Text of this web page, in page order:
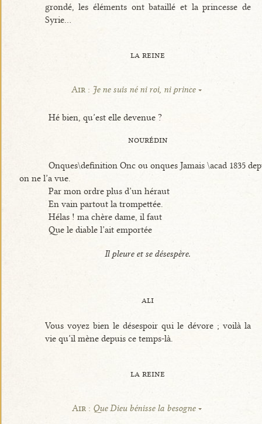
grondé, les éléments ont bataillé et la princesse de
Syrie...
la reine
Air : Je ne suis né ni roi, ni prince
Hé bien, qu’est elle devenue ?
nourédin
Onques\definition Onc ou onques Jamais \acad 1835
on ne l’a vue.
Par mon ordre plus d’un héraut
En vain partout la trompettée.
Hélas ! ma chère dame, il faut
Que le diable l’ait emportée
Il pleure et se désespère.
ali
Vous voyez bien le désespoir qui le dévore ; voilà la
vie qu’il mène depuis ce temps-là.
la reine
Air : Que Dieu bénisse la besogne